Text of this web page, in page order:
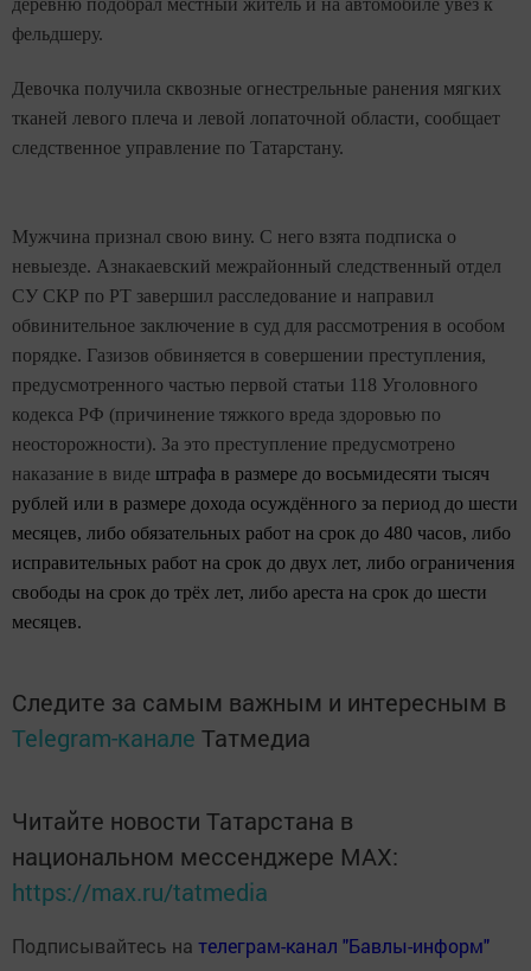
деревню подобрал местный житель и на автомобиле увёз к
фельдшеру.
Девочка получила сквозные огнестрельные ранения мягких
тканей левого плеча и левой лопаточной области, сообщает
следственное управление по Татарстану.
Мужчина признал свою вину. С него взята подписка о
невыезде. Азнакаевский межрайонный следственный отдел
СУ СКР по РТ завершил расследование и направил
обвинительное заключение в суд для рассмотрения в особом
порядке. Газизов обвиняется в совершении преступления,
предусмотренного частью первой статьи 118 Уголовного
кодекса РФ (причинение тяжкого вреда здоровью по
неосторожности). За это преступление предусмотрено
наказание в виде штрафа в размере до восьмидесяти тысяч
рублей или в размере дохода осуждённого за период до шести
месяцев, либо обязательных работ на срок до 480 часов, либо
исправительных работ на срок до двух лет, либо ограничения
свободы на срок до трёх лет, либо ареста на срок до шести
месяцев.
Следите за самым важным и интересным в
Telegram-канале Татмедиа
Читайте новости Татарстана в
национальном мессенджере MАХ:
https://max.ru/tatmedia
Подписывайтесь на телеграм-канал "Бавлы-информ"